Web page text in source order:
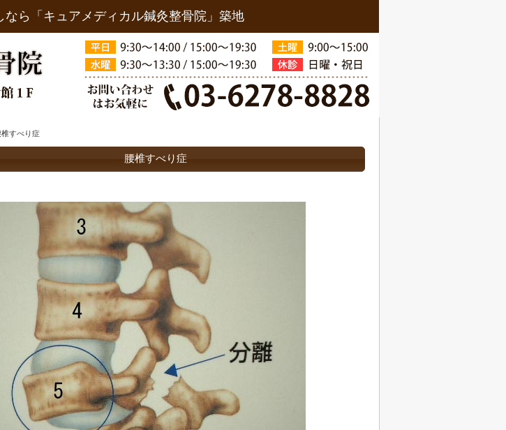
ら「キュアメディカル鍼灸整骨院」築地
椎すべり症
腰椎すべり症